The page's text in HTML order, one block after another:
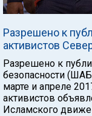
Разрешено к
активистов
Разрешено к
безопасности
марте и апреле
активистов
Исламского